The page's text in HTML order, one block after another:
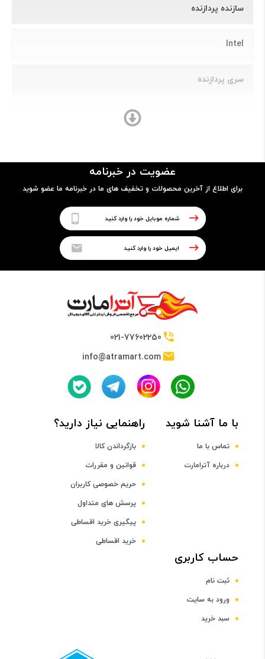
سازنده پردازنده
Intel
سری پردازنده
7500U
2.70GHz up to 3.50GHzGHz
DDR4
رده صفحه نمایش
اندازه صفحه نمایش
عضویت در خبرنامه
برای اطلاع از آخرین محصولات و تخفیف های ما در خبرنامه ما عضو شوید
021-77602250
info@atramart.com
با ما آشنا شوید
تماس با ما
درباره آترامارت
راهنمایی نیاز دارید؟
بازگرداندن کالا
قوانین و مقررات
حریم خصوصی کاربران
پرسش های متداول
پیگیری خرید اقساطی
خرید اقساطی
حساب کاربری
ثبت نام
ورود به سایت
سبد خرید